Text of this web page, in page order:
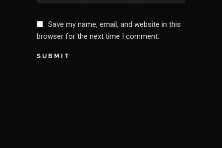
Save my name, email, and website in this
browser for the next time I comment.
SUBMIT